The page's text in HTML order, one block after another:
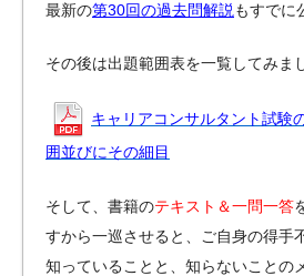
最新の第30回の過去問解説もすでに
その後は出題範囲表を一覧してみま
キャリアコンサルタント試験
囲並びにその細目
そして、書籍のテキスト＆一問一答
すから一巡させると、ご自身の得手
知っていることと、知らないことの